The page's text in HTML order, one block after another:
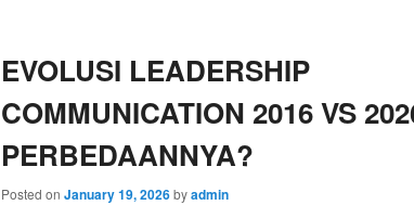
EVOLUSI LEADERSHIP
COMMUNICATION 2016 VS
PERBEDAANNYA?
Posted on January 19, 2026byadmin